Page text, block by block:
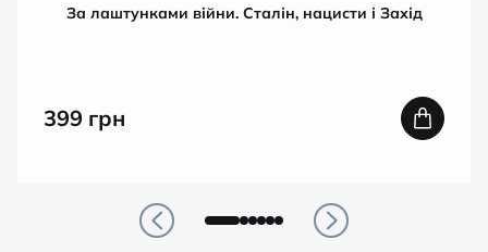
За лаштунками війни. Сталін, нацисти і Захід
399 грн